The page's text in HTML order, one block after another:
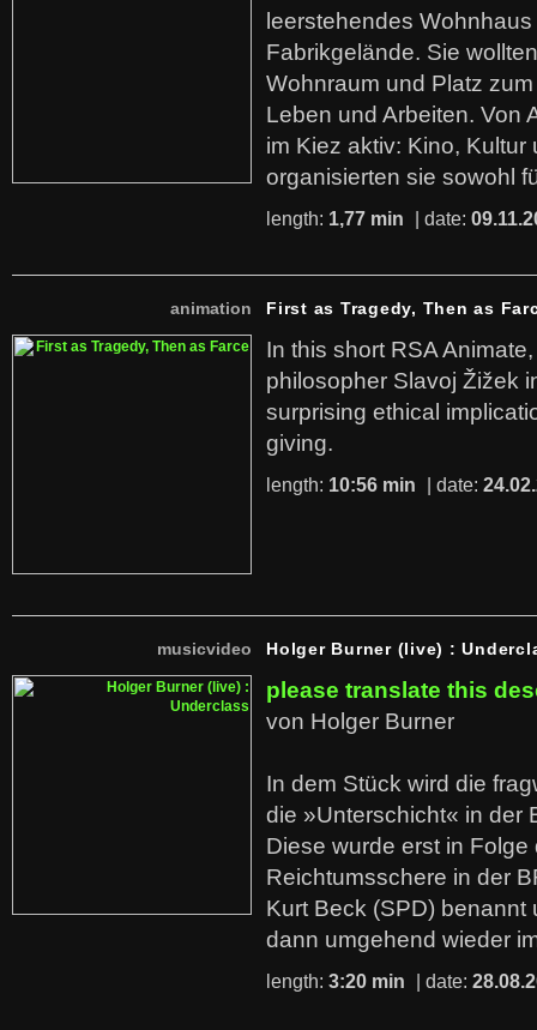
leerstehendes
Fabrikgelände. Sie
Wohnraum und Platz
Leben und Arbeiten. Von
im Kiez aktiv: Kino,
organisierten sie sowohl
length: 1,77 min | date:
animation First as Tragedy, Then as
In this short RSA
philosopher Slavoj Žižek
surprising ethical
giving.
length: 10:56 min | date:
musicvideo Holger Burner (live) :
please translate this
von Holger Burner
In dem Stück wird die
die »Unterschicht« in der
Diese wurde erst in
Reichtumsschere in der
Kurt Beck (SPD)
dann umgehend wieder
length: 3:20 min | date: